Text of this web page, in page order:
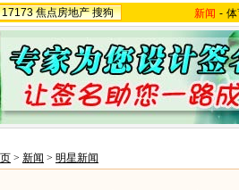
17173 焦点房地产 搜狗 新闻 -
> 新闻 > 明星新闻